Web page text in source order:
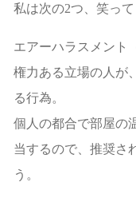
私は次の2つ、笑って
エアーハラスメント
権力ある立場の人が
る行為。
個人の都合で部屋の
当するので、推奨さ
う。